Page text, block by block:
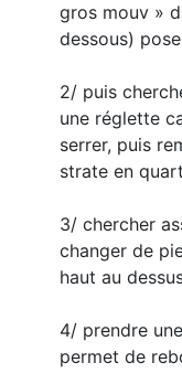
gros mouv »
dessous)
2/ puis
une réglette
serrer, puis
strate en
3/ chercher
changer de
haut au
4/ prendre
permet de